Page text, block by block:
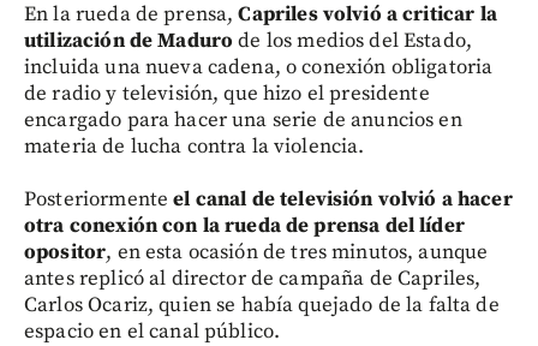
En la rueda de prensa,Capriles volvió a criticar la
utilización de Maduro de los medios del Estado,
incluida una nueva cadena, o conexión obligatoria
de radio y televisión, que hizo el presidente
encargado para hacer una serie de anuncios en
materia de lucha contra la violencia.
Posteriormenteel canal de televisión volvió a hacer
otra conexión con la rueda de prensa del líder
opositor, en esta ocasión de tres minutos, aunque
antes replicó al director de campaña de Capriles,
Carlos Ocariz, quien se había quejado de la falta de
espacio en el canal público.